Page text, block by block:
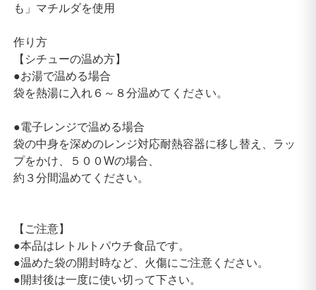
も」マチルダを使用
作り方
【シチューの温め方】
●お湯で温める場合
袋を熱湯に入れ６～８分温めてください。
●電子レンジで温める場合
袋の中身を深めのレンジ対応耐熱容器に移し替え、ラッ
プをかけ、５００Wの場合、
約３分間温めてください。
【ご注意】
●本品はレトルトパウチ食品です。
●温めた袋の開封時など、火傷にご注意ください。
●開封後は一度に使い切って下さい。